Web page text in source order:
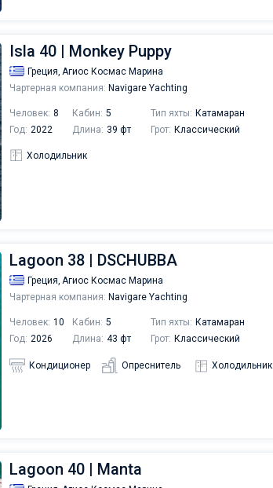
Isla 40 | Monkey Puppy
Греция, Агиос Космас Марина
Чартерная компания: Navigare Yachting
Человек: 8 Кабин: 5 Тип яхты: Катамаран
Год: 2022 Длина: 39 фт Грот: Классический
Холодильник
Lagoon 38 | DSCHUBBA
Греция, Агиос Космас Марина
Чартерная компания: Navigare Yachting
Человек: 10 Кабин: 5 Тип яхты: Катамаран
Год: 2026 Длина: 43 фт Грот: Классический
Кондиционер Опреснитель Холодильник
Lagoon 40 | Manta